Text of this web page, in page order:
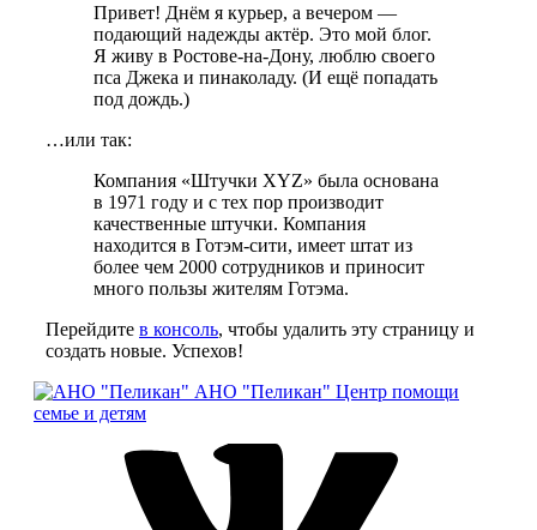
Привет! Днём я курьер, а вечером —
подающий надежды актёр. Это мой блог.
Я живу в Ростове-на-Дону, люблю своего
пса Джека и пинаколаду. (И ещё попадать
под дождь.)
…или так:
Компания «Штучки XYZ» была основана
в 1971 году и с тех пор производит
качественные штучки. Компания
находится в Готэм-сити, имеет штат из
более чем 2000 сотрудников и приносит
много пользы жителям Готэма.
Перейдите в консоль, чтобы удалить эту страницу и
создать новые. Успехов!
АНО "Пеликан" Центр помощи
семье и детям